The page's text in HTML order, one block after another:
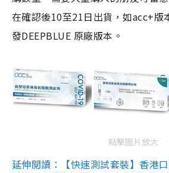
在確認後10至21日出貨，如acc+版
發DEEPBLUE 原廠版本。
點擊圖片放大
延伸閱讀：【快速測試套裝】香港